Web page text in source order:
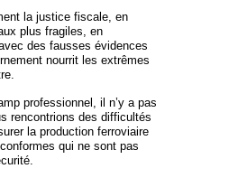
la justice fiscale, en
plus fragiles, en
des fausses évidences
nourrit les extrêmes
professionnel, il n’y a pas
rencontrions des difficultés
la production ferroviaire
qui ne sont pas